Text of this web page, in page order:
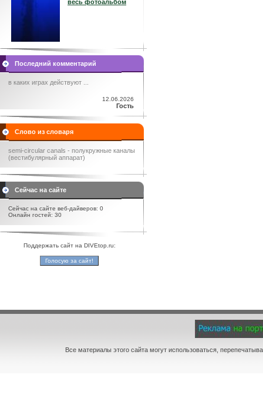
весь фотоальбом
Последний комментарий
в каких играх действуют ...
12.06.2026
Гость
Слово из словаря
semi-circular canals - полукружные каналы
(вестибулярный аппарат)
Сейчас на сайте
Сейчас на сайте веб-дайверов: 0
Онлайн гостей: 30
Поддержать сайт на DIVEtop.ru:
Все материалы этого сайта могут использоваться,